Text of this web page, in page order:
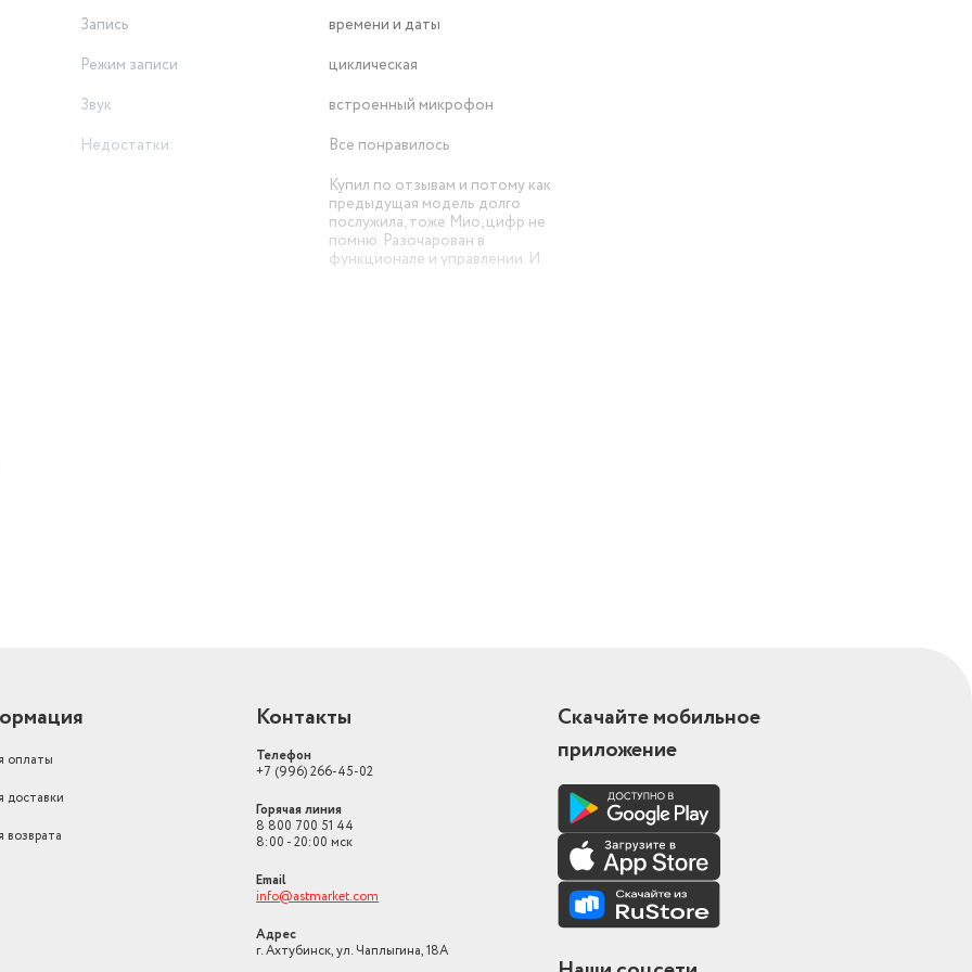
Запись
времени и даты
Режим записи
циклическая
Звук
встроенный микрофон
Недостатки:
Все понравилось
Купил по отзывам и потому как
предыдущая модель долго
послужила, тоже Мио, цифр не
помню. Разочарован в
функционале и управлении. И
оплаты
доставки
возврата
Контакты
Телефон
+7 (996) 266-45-02
Горячая линия
8 800 700 51 44
8:00 - 20:00 мск
Email
info@astmarket.com
Адрес
г. Ахтубинск, ул. Чаплыгина, 18А
Скачайте мобильное
приложение